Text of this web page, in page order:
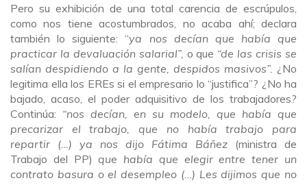
Pero su exhibición de una total carencia de escrúpulos,
como nos tiene acostumbrados, no acaba ahí; declara
también lo siguiente: “ya nos decían que había que
practicar la devaluación salarial”, o que “de las crisis se
salían despidiendo a la gente, despidos masivos”. ¿No
legitima ella los EREs si el empresario lo “justifica”? ¿No ha
bajado, acaso, el poder adquisitivo de los trabajadores?
Continúa: “nos decían, en su modelo, que había que
precarizar el trabajo, que no había trabajo para
repartir (…) ya nos dijo Fátima Báñez (ministra de
Trabajo del PP) que había que elegir entre tener un
contrato basura o el desempleo (…) Les dijimos que no